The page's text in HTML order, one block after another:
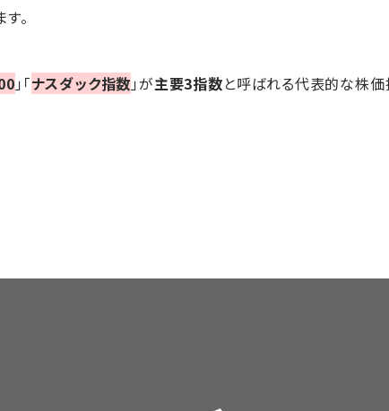
。
」「ナスダック指数 」が主要3指数と呼ばれる代表的な株価